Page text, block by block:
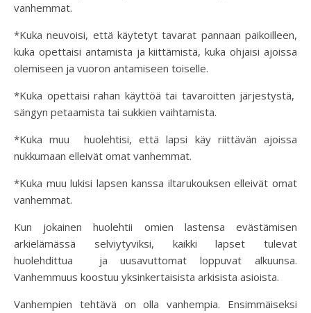
vanhemmat.
*Kuka neuvoisi, että käytetyt tavarat pannaan paikoilleen,
kuka opettaisi antamista ja kiittämistä, kuka ohjaisi ajoissa
olemiseen ja vuoron antamiseen toiselle.
*Kuka opettaisi rahan käyttöä tai tavaroitten järjestystä,
sängyn petaamista tai sukkien vaihtamista.
*Kuka muu huolehtisi, että lapsi käy riittävän ajoissa
nukkumaan elleivät omat vanhemmat.
*Kuka muu lukisi lapsen kanssa iltarukouksen elleivät omat
vanhemmat.
Kun jokainen huolehtii omien lastensa evästämisen
arkielämässä selviytyviksi, kaikki lapset tulevat
huolehdittua ja uusavuttomat loppuvat alkuunsa.
Vanhemmuus koostuu yksinkertaisista arkisista asioista.
Vanhempien tehtävä on olla vanhempia. Ensimmäiseksi